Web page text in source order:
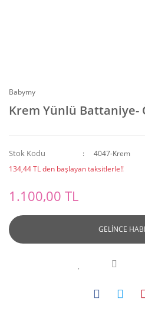
Babymy
Krem Yünlü Battaniye-
Stok Kodu
4047-Krem
134,44 TL den başlayan taksitlerle!!
1.100,00 TL
GELİNCE